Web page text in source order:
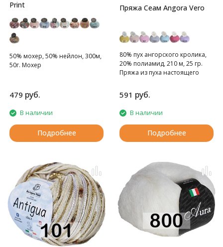
Print
50% мохер, 50% нейлон, 300м,
50г. Мохер
479 руб.
В наличии
Подробнее
Пряжа Сеам Angora Vero
80% пух ангорского кролика,
20% полиамид, 210 м, 25 гр.
Пряжа из пуха настоящего
591 руб.
В наличии
Подробнее